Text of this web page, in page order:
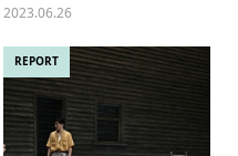
2023.06.26
REPORT